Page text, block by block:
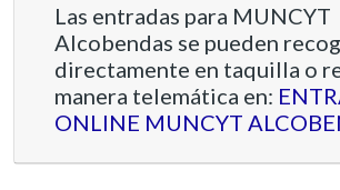
Las entradas para MUNCYT
Alcobendas se pueden
directamente en taquilla o
manera telemática en:
ONLINE MUNCYT